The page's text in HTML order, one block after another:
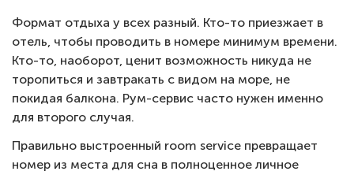
Формат отдыха у всех разный. Кто-то приезжает в
отель, чтобы проводить в номере минимум времени.
Кто-то, наоборот, ценит возможность никуда не
торопиться и завтракать с видом на море, не
покидая балкона. Рум-сервис часто нужен именно
для второго случая.
Правильно выстроенный room service превращает
номер из места для сна в полноценное личное